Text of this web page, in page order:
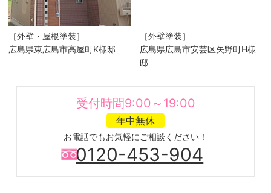
［外壁・屋根塗装］
広島県東広島市高屋町K様邸
［外壁塗装］
広島県広島市安芸区矢野町H様
邸
受付時間9:00～19:00
年中無休
お電話でもお気軽にご相談ください！
0120-453-904